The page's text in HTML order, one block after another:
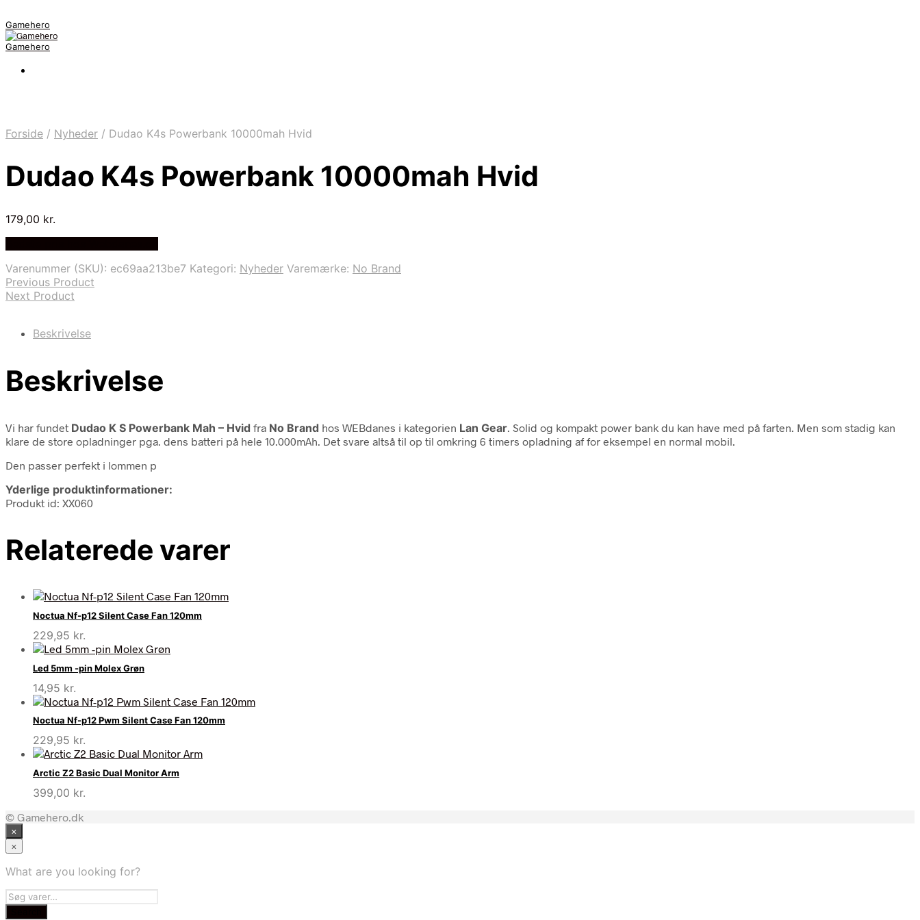
Gamehero
Gamehero
Forside / Nyheder / Dudao K4s Powerbank 10000mah Hvid
Dudao K4s Powerbank 10000mah Hvid
179,00 kr.
Varenummer (SKU): ec69aa213be7 Kategori: Nyheder Varemærke: No Brand
Previous Product
Next Product
Beskrivelse
Beskrivelse
Vi har fundet Dudao K S Powerbank Mah – Hvid fra No Brand hos WEBdanes i kategorien Lan Gear . Solid og kompakt power bank du kan have med på farten. Men som stadig kan
klare de store opladninger pga. dens batteri på hele 10.000mAh. Det svare altså til op til omkring 6 timers opladning af for eksempel en normal mobil.
Den passer perfekt i lommen p
Yderlige produktinformationer:
Produkt id: XX060
Relaterede varer
Noctua Nf-p12 Silent Case Fan 120mm
229,95 kr.
Led 5mm -pin Molex Grøn
14,95 kr.
Noctua Nf-p12 Pwm Silent Case Fan 120mm
229,95 kr.
Arctic Z2 Basic Dual Monitor Arm
399,00 kr.
© Gamehero.dk
×
×
What are you looking for?